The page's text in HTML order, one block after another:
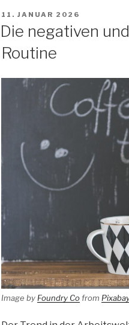
VERÖFFENTLICHT
11. JANUAR 2026
Die negativen
Routine
Image byFoundry Cofrom